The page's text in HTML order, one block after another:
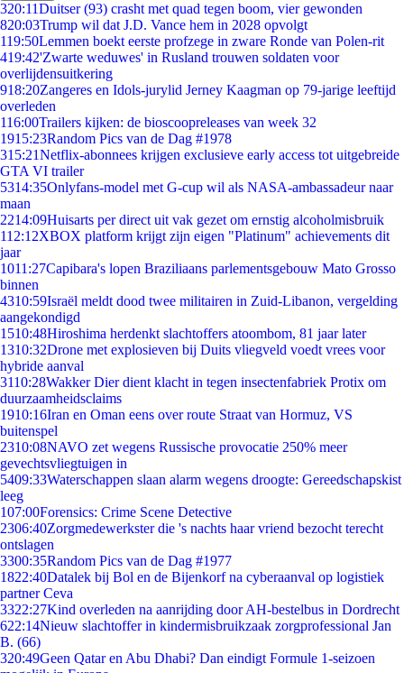
320:11Duitser (93) crasht met quad tegen boom, vier gewonden
820:03Trump wil dat J.D. Vance hem in 2028 opvolgt
119:50Lemmen boekt eerste profzege in zware Ronde van Polen-rit
419:42'Zwarte weduwes' in Rusland trouwen soldaten voor
overlijdensuitkering
918:20Zangeres en Idols-jurylid Jerney Kaagman op 79-jarige leeftijd
overleden
116:00Trailers kijken: de bioscoopreleases van week 32
1915:23Random Pics van de Dag #1978
315:21Netflix-abonnees krijgen exclusieve early access tot uitgebreide
GTA VI trailer
5314:35Onlyfans-model met G-cup wil als NASA-ambassadeur naar
maan
2214:09Huisarts per direct uit vak gezet om ernstig alcoholmisbruik
112:12XBOX platform krijgt zijn eigen "Platinum" achievements dit
jaar
1011:27Capibara's lopen Braziliaans parlementsgebouw Mato Grosso
binnen
4310:59Israël meldt dood twee militairen in Zuid-Libanon, vergelding
aangekondigd
1510:48Hiroshima herdenkt slachtoffers atoombom, 81 jaar later
1310:32Drone met explosieven bij Duits vliegveld voedt vrees voor
hybride aanval
3110:28Wakker Dier dient klacht in tegen insectenfabriek Protix om
duurzaamheidsclaims
1910:16Iran en Oman eens over route Straat van Hormuz, VS
buitenspel
2310:08NAVO zet wegens Russische provocatie 250% meer
gevechtsvliegtuigen in
5409:33Waterschappen slaan alarm wegens droogte: Gereedschapskist
leeg
107:00Forensics: Crime Scene Detective
2306:40Zorgmedewerkster die 's nachts haar vriend bezocht terecht
ontslagen
3300:35Random Pics van de Dag #1977
1822:40Datalek bij Bol en de Bijenkorf na cyberaanval op logistiek
partner Ceva
3322:27Kind overleden na aanrijding door AH-bestelbus in Dordrecht
622:14Nieuw slachtoffer in kindermisbruikzaak zorgprofessional Jan
B. (66)
320:49Geen Qatar en Abu Dhabi? Dan eindigt Formule 1-seizoen